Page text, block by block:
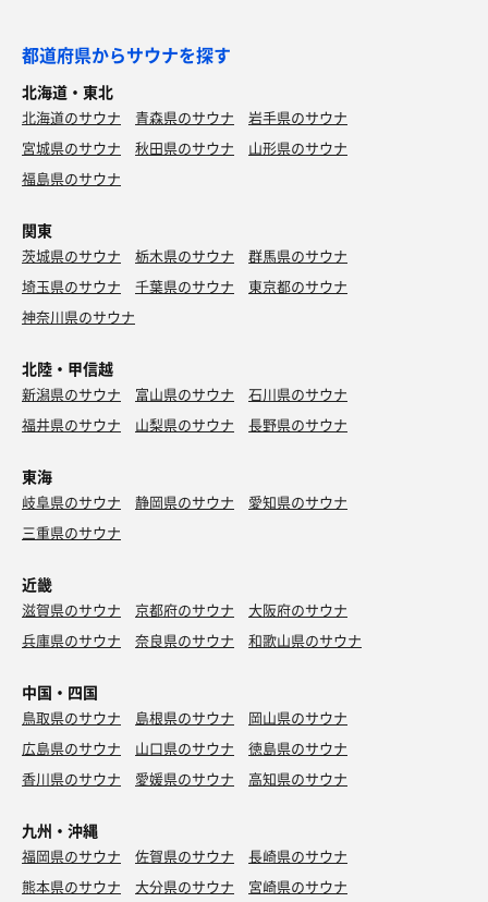
都道府県からサウナを探す
北海道・東北
北海道のサウナ 青森県のサウナ
岩手県のサウナ
宮城県のサウナ
秋田県のサウナ
山形県のサウナ
福島県のサウナ
関東
茨城県のサウナ 栃木県のサウナ
群馬県のサウナ
埼玉県のサウナ
千葉県のサウナ
東京都のサウナ
神奈川県のサウナ
北陸・甲信越
新潟県のサウナ 富山県のサウナ
石川県のサウナ
福井県のサウナ
山梨県のサウナ 長野県のサウナ
東海
岐阜県のサウナ 静岡県のサウナ
愛知県のサウナ
三重県のサウナ
近畿
滋賀県のサウナ 京都府のサウナ
大阪府のサウナ
兵庫県のサウナ
奈良県のサウナ 和歌山県のサウナ
中国・四国
鳥取県のサウナ 島根県のサウナ
岡山県のサウナ
広島県のサウナ
山口県のサウナ
徳島県のサウナ
香川県のサウナ
愛媛県のサウナ 高知県のサウナ
九州・沖縄
福岡県のサウナ 佐賀県のサウナ
長崎県のサウナ
熊本県のサウナ
大分県のサウナ
宮崎県のサウナ